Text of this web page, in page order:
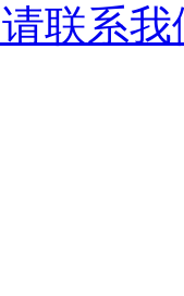
联系